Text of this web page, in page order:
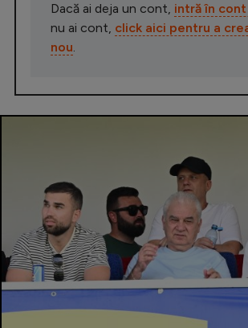
Dacă ai deja un cont, intră în
nu ai cont, click aici pentru a
nou.